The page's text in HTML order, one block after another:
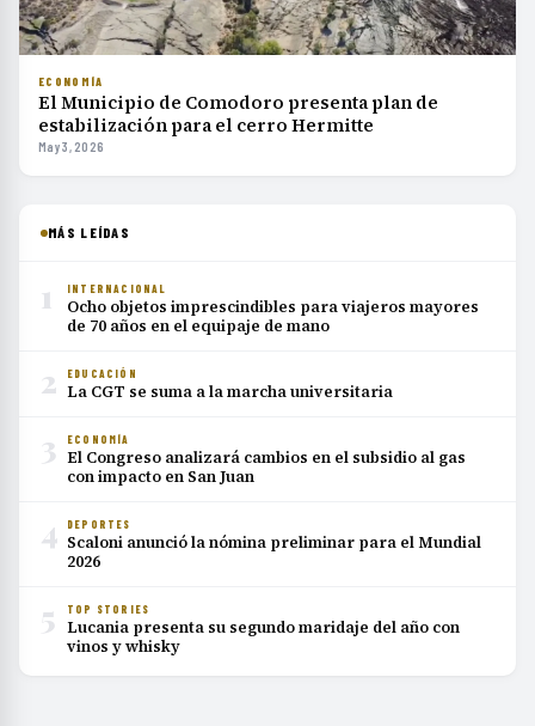
ECONOMÍA
El Municipio de Comodoro presenta plan de
estabilización para el cerro Hermitte
May 3, 2026
MÁS LEÍDAS
1 INTERNACIONAL
Ocho objetos imprescindibles para viajeros mayores
de 70 años en el equipaje de mano
2 EDUCACIÓN
La CGT se suma a la marcha universitaria
3 ECONOMÍA
El Congreso analizará cambios en el subsidio al gas
con impacto en San Juan
4 DEPORTES
Scaloni anunció la nómina preliminar para el Mundial
2026
5 TOP STORIES
Lucania presenta su segundo maridaje del año con
vinos y whisky